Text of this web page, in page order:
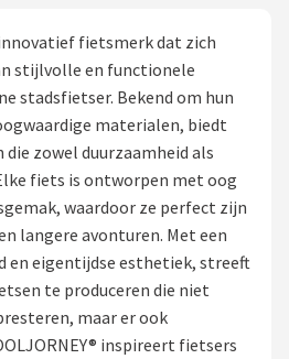
innovatief fietsmerk dat zich
stijlvolle en functionele
stadsfietser. Bekend om hun
materialen, biedt
die zowel duurzaamheid als
fiets is ontworpen met oog
waardoor ze perfect zijn
langere avonturen. Met een
en eigentijdse esthetiek, streeft
te produceren die niet
maar er ook
inspireert fietsers